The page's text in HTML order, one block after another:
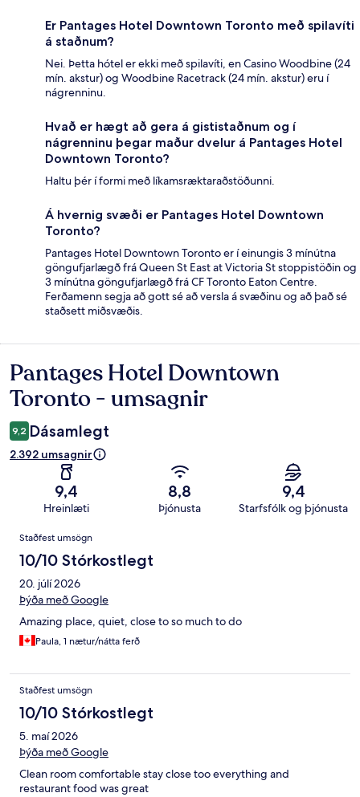
Er Pantages Hotel Downtown Toronto með spilavíti
á staðnum?
Nei. Þetta hótel er ekki með spilavíti, en Casino Woodbine (24
mín. akstur) og Woodbine Racetrack (24 mín. akstur) eru í
nágrenninu.
Hvað er hægt að gera á gististaðnum og í
nágrenninu þegar maður dvelur á Pantages Hotel
Downtown Toronto?
Haltu þér í formi með líkamsræktaraðstöðunni.
Á hvernig svæði er Pantages Hotel Downtown
Toronto?
Pantages Hotel Downtown Toronto er í einungis 3 mínútna
göngufjarlægð frá Queen St East at Victoria St stoppistöðin og
3 mínútna göngufjarlægð frá CF Toronto Eaton Centre.
Ferðamenn segja að gott sé að versla á svæðinu og að það sé
staðsett miðsvæðis.
Umsagnir
Pantages Hotel Downtown
Toronto - umsagnir
9,2 Dásamlegt
2.392 umsagnir
9,4
Hreinlæti
8,8
Þjónusta
9,4
Starfsfólk og þjónusta
Umsagnir
Staðfest umsögn
10/10 Stórkostlegt
20. júlí 2026
Þýða með Google
Amazing place, quiet, close to so much to do
Paula, 1 nætur/nátta ferð
Staðfest umsögn
10/10 Stórkostlegt
5. maí 2026
Þýða með Google
Clean room comfortable stay close too everything and
restaurant food was great